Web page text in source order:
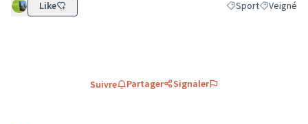
Like Filtrer les résultats
SportFiltrer les
Veigné
Suivre Partager Signaler